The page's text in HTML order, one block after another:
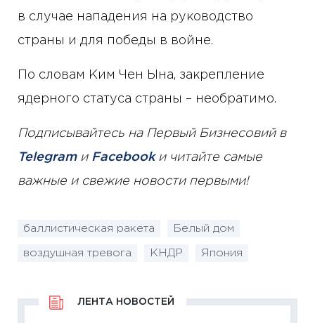
в случае нападения на руководство
страны и для победы в войне.
По словам Ким Чен Ына, закрепление
ядерного статуса страны – необратимо.
Подписывайтесь на Первый Бизнесовий в
Telegramи Facebookи читайте самые
важные и свежие новости первыми!
баллистическая ракета Белый дом
воздушная тревога КНДР Япония
ЛЕНТА НОВОСТЕЙ